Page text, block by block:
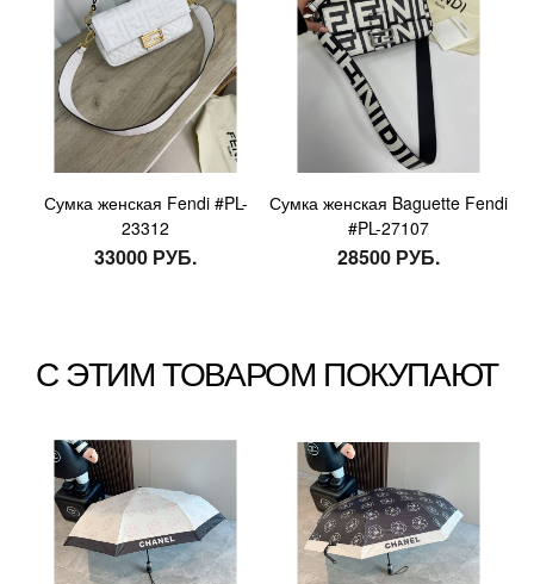
Сумка женская Fendi #PL-
23312
33000 РУБ.
Сумка женская Baguette Fendi
#PL-27107
28500 РУБ.
С ЭТИМ ТОВАРОМ ПОКУПАЮТ